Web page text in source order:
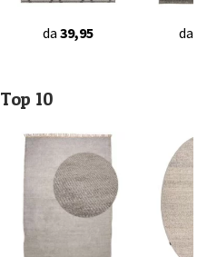
da 39,95 da
Top 10